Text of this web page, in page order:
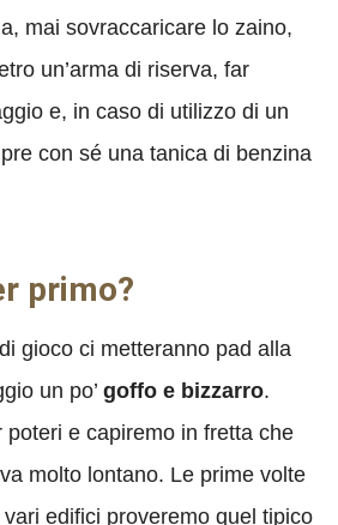
mai sovraccaricare lo zaino,
un’arma di riserva, far
e, in caso di utilizzo di un
con sé una tanica di benzina
primo?
gioco ci metteranno pad alla
un po’ goffo e bizzarro.
poteri e capiremo in fretta che
molto lontano. Le prime volte
edifici proveremo quel tipico